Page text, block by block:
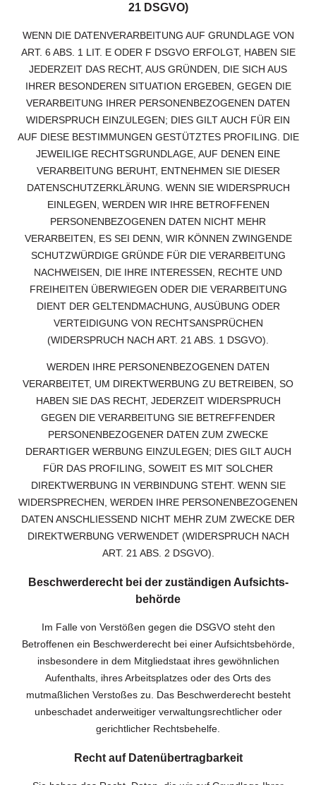
21 DSGVO)
WENN DIE DATENVERARBEITUNG AUF GRUNDLAGE VON
ART. 6 ABS. 1 LIT. E ODER F DSGVO ERFOLGT, HABEN SIE
JEDERZEIT DAS RECHT, AUS GRÜNDEN, DIE SICH AUS
IHRER BESONDEREN SITUATION ERGEBEN, GEGEN DIE
VERARBEITUNG IHRER PERSONENBEZOGENEN DATEN
WIDERSPRUCH EINZULEGEN; DIES GILT AUCH FÜR EIN
AUF DIESE BESTIMMUNGEN GESTÜTZTES PROFILING. DIE
JEWEILIGE RECHTSGRUNDLAGE, AUF DENEN EINE
VERARBEITUNG BERUHT, ENTNEHMEN SIE DIESER
DATENSCHUTZERKLÄRUNG. WENN SIE WIDERSPRUCH
EINLEGEN, WERDEN WIR IHRE BETROFFENEN
PERSONENBEZOGENEN DATEN NICHT MEHR
VERARBEITEN, ES SEI DENN, WIR KÖNNEN ZWINGENDE
SCHUTZWÜRDIGE GRÜNDE FÜR DIE VERARBEITUNG
NACHWEISEN, DIE IHRE INTERESSEN, RECHTE UND
FREIHEITEN ÜBERWIEGEN ODER DIE VERARBEITUNG
DIENT DER GELTENDMACHUNG, AUSÜBUNG ODER
VERTEIDIGUNG VON RECHTSANSPRÜCHEN
(WIDERSPRUCH NACH ART. 21 ABS. 1 DSGVO).
WERDEN IHRE PERSONENBEZOGENEN DATEN
VERARBEITET, UM DIREKTWERBUNG ZU BETREIBEN, SO
HABEN SIE DAS RECHT, JEDERZEIT WIDERSPRUCH
GEGEN DIE VERARBEITUNG SIE BETREFFENDER
PERSONENBEZOGENER DATEN ZUM ZWECKE
DERARTIGER WERBUNG EINZULEGEN; DIES GILT AUCH
FÜR DAS PROFILING, SOWEIT ES MIT SOLCHER
DIREKTWERBUNG IN VERBINDUNG STEHT. WENN SIE
WIDERSPRECHEN, WERDEN IHRE PERSONENBEZOGENEN
DATEN ANSCHLIESSEND NICHT MEHR ZUM ZWECKE DER
DIREKTWERBUNG VERWENDET (WIDERSPRUCH NACH
ART. 21 ABS. 2 DSGVO).
Beschwerde­recht bei der zuständigen Aufsichts­
behörde
Im Falle von Verstößen gegen die DSGVO steht den
Betroffenen ein Beschwerderecht bei einer Aufsichtsbehörde,
insbesondere in dem Mitgliedstaat ihres gewöhnlichen
Aufenthalts, ihres Arbeitsplatzes oder des Orts des
mutmaßlichen Verstoßes zu. Das Beschwerderecht besteht
unbeschadet anderweitiger verwaltungsrechtlicher oder
gerichtlicher Rechtsbehelfe.
Recht auf Daten­übertrag­barkeit